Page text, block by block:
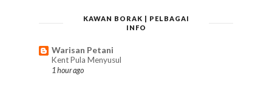
KAWAN BORAK | PELBAGAI
INFO
Warisan Petani
Kent Pula Menyusul
1 hour ago